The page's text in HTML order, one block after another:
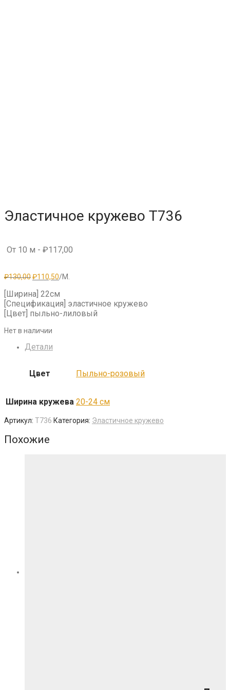
Эластичное кружево T736
От 10 м - ₽117,00
₽130,00Первоначальная
составляла
₽130,00.
₽110,50Текущая
₽110,50.
/М.
[Ширина] 22см
[Спецификация] эластичное кружево
[Цвет] пыльно-лиловый
Нет в наличии
Детали
Цвет Пыльно-розовый
Ширина кружева 20-24 см
Артикул: T736 Категория: Эластичное кружево
Похожие